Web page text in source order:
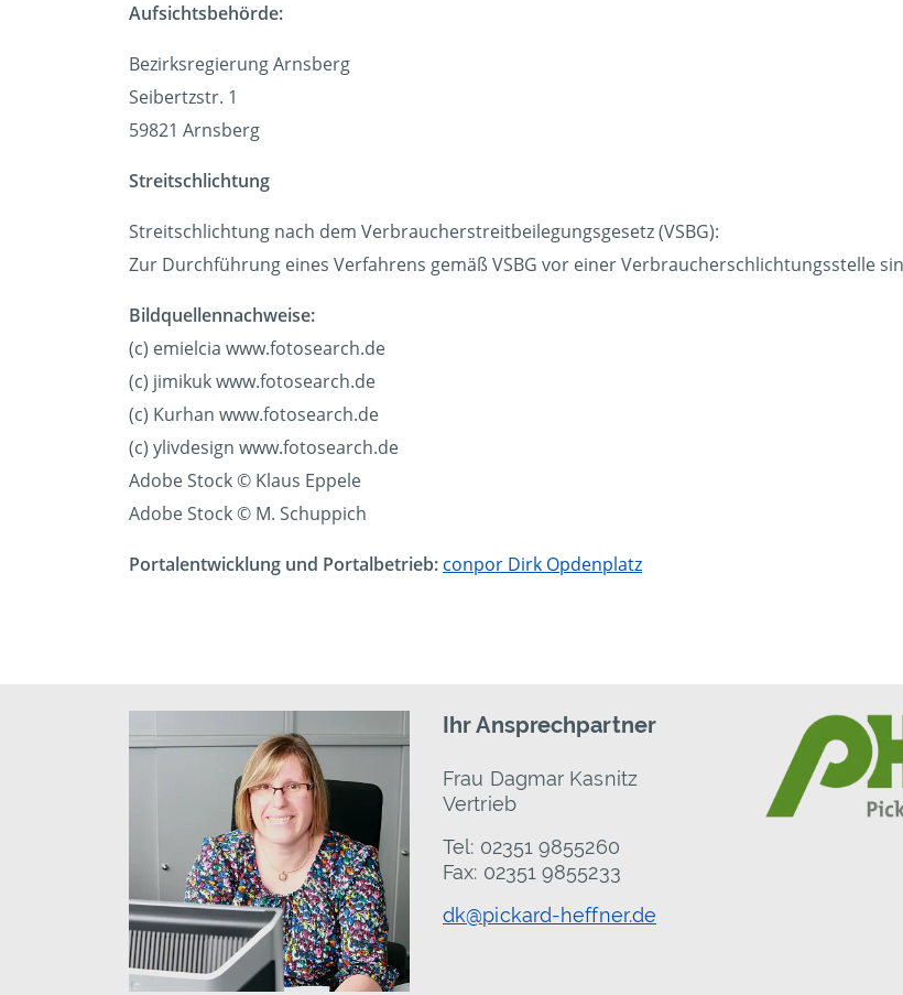
Aufsichtsbehörde:
Bezirksregierung Arnsberg
Seibertzstr. 1
59821 Arnsberg
Streitschlichtung
Streitschlichtung nach dem Verbraucherstreitbeilegungsgesetz (VSBG):
Zur Durchführung eines Verfahrens gemäß VSBG vor einer Verbraucherschlichtungsstelle
Bildquellennachweise:
(c) emielcia www.fotosearch.de
(c) jimikuk www.fotosearch.de
(c) Kurhan www.fotosearch.de
(c) ylivdesign www.fotosearch.de
Adobe Stock © Klaus Eppele
Adobe Stock © M. Schuppich
Portalentwicklung und Portalbetrieb: conpor Dirk Opdenplatz
Ihr Ansprechpartner
Frau Dagmar Kasnitz
Vertrieb
Tel: 02351 9855260
Fax: 02351 9855233
dk@pickard-heffner.de